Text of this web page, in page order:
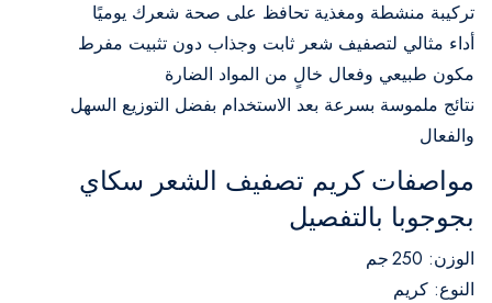
تركيبة منشطة ومغذية تحافظ على صحة شعرك يوميًا
أداء مثالي لتصفيف شعر ثابت وجذاب دون تثبيت مفرط
مكون طبيعي وفعال خالٍ من المواد الضارة
نتائج ملموسة بسرعة بعد الاستخدام بفضل التوزيع السهل
والفعال
مواصفات كريم تصفيف الشعر سكاي
بجوجوبا بالتفصيل
الوزن: 250 جم
النوع: كريم